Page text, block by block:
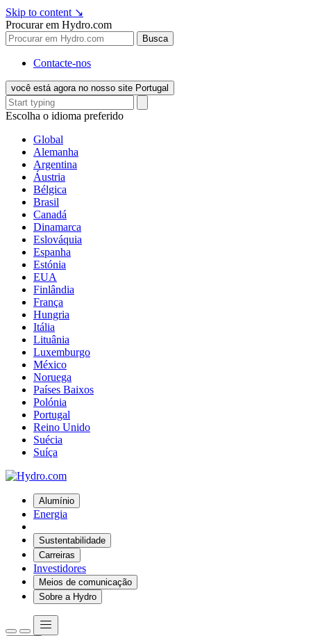
Skip to content ↘
Procurar em Hydro.com
Busca
Contacte-nos
você está agora no nosso site Portugal
Escolha o idioma preferido
Global
Alemanha
Argentina
Áustria
Bélgica
Brasil
Canadá
Dinamarca
Eslováquia
Espanha
Estónia
EUA
Finlândia
França
Hungria
Itália
Lituânia
Luxemburgo
México
Noruega
Países Baixos
Polónia
Portugal
Reino Unido
Suécia
Suíça
Alumínio
Energia
Sustentabilidade
Carreiras
Investidores
Meios de comunicação
Sobre a Hydro